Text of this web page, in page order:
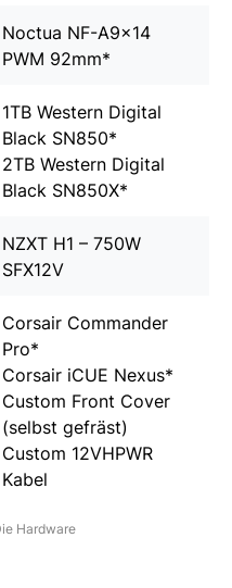
Noctua NF-A9x14
PWM 92mm*
1TB Western Digital
Black SN850*
2TB Western Digital
Black SN850X*
NZXT H1 – 750W
SFX12V
Corsair Commander
Pro*
Corsair iCUE Nexus*
Custom Front Cover
(selbst gefräst)
Custom 12VHPWR
Kabel
Hardware